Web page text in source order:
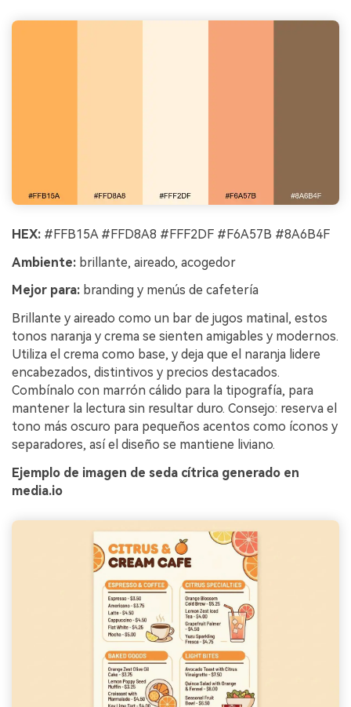
HEX: #FFB15A #FFD8A8 #FFF2DF #F6A57B #8A6B4F
Ambiente: brillante, aireado, acogedor
Mejor para: branding y menús de cafetería
Brillante y aireado como un bar de jugos matinal, estos
tonos naranja y crema se sienten amigables y modernos.
Utiliza el crema como base, y deja que el naranja lidere
encabezados, distintivos y precios destacados.
Combínalo con marrón cálido para la tipografía, para
mantener la lectura sin resultar duro. Consejo: reserva el
tono más oscuro para pequeños acentos como íconos y
separadores, así el diseño se mantiene liviano.
Ejemplo de imagen de seda cítrica generado en
media.io